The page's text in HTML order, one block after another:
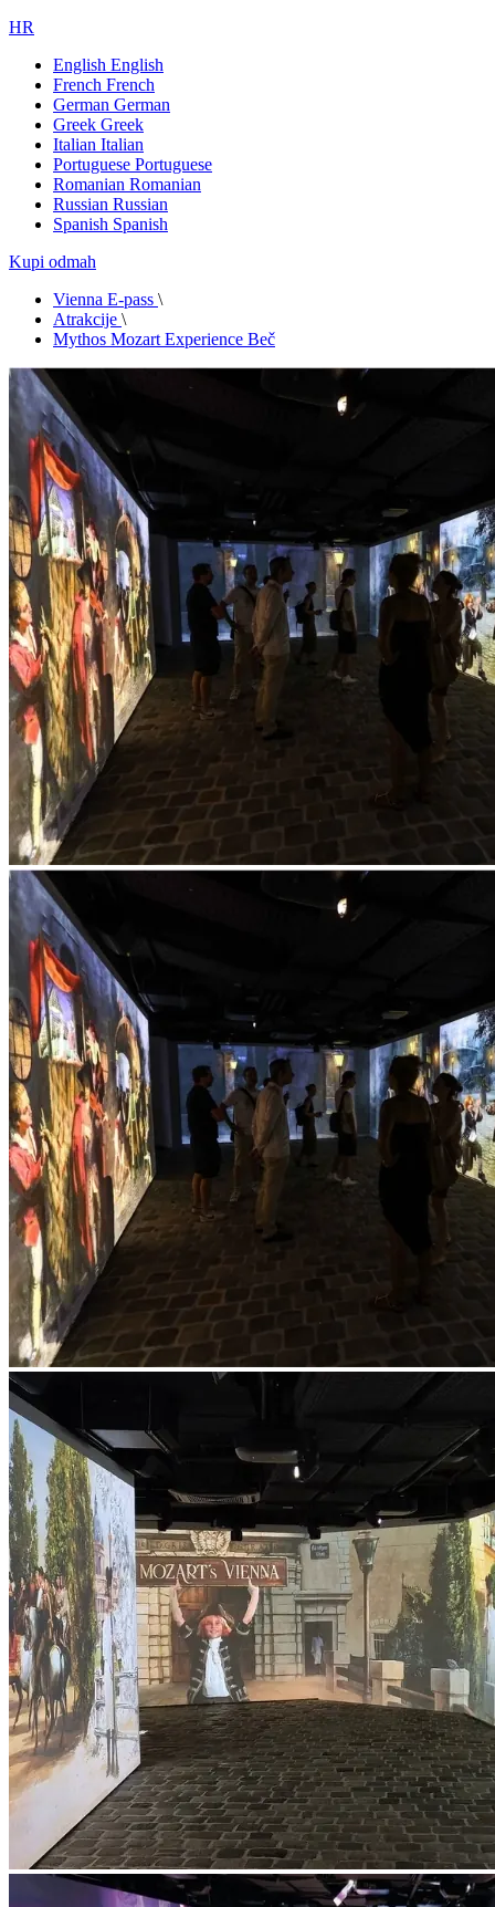
HR
English English
French French
German German
Greek Greek
Italian Italian
Portuguese Portuguese
Romanian Romanian
Russian Russian
Spanish Spanish
Kupi odmah
Vienna E-pass \
Atrakcije \
Mythos Mozart Experience Beč